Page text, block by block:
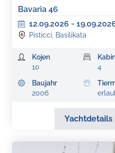
Bavaria 46
12.09.2026 -
Pisticci, Basilikata
Kojen
10
4
Baujahr
2006